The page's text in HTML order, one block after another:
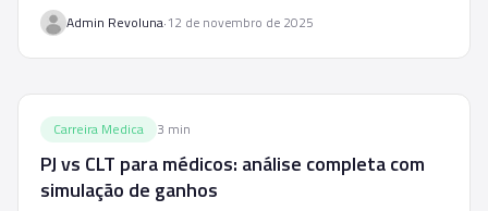
Admin Revoluna·12 de novembro de 2025
Carreira Medica 3 min
PJ vs CLT para médicos: análise completa com
simulação de ganhos